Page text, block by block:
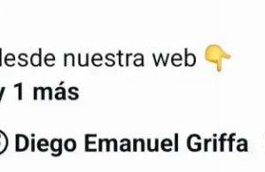
obra en la causa, es la
durante décadas, lejos
Una matriz que la
eterno, llevó
que la
negar la salida del sol a